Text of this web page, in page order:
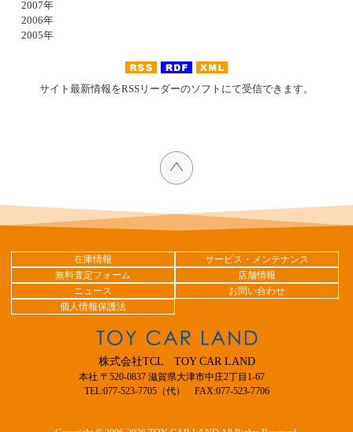
2007年
2006年
2005年
サイト最新情報をRSSリーダーのソフトにて受信できます。
在庫情報
サービス・メンテナンス
無料査定フォーム
店舗情報
ニュース
お問い合わせ
個人情報保護法
株式会社TCL TOY CAR LAND
本社 〒520-0837 滋賀県大津市中庄2丁目1-67
TEL:077-523-7705（代） FAX:077-523-7706